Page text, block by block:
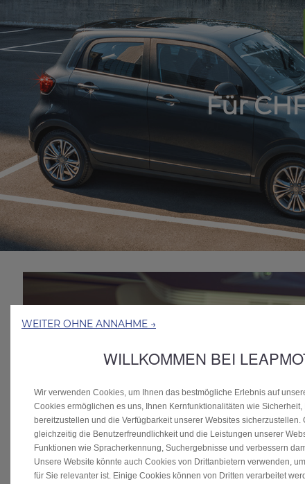
Für
WEITER OHNE ANNAHME →
WILLKOMMEN BEI
Wir verwenden Cookies, um Ihnen das bestmögliche Erlebnis auf
Cookies ermöglichen es uns, Ihnen Kernfunktionalitäten wie
bereitzustellen und die Verfügbarkeit unserer Websites sicherzustellen.
gleichzeitig die Benutzerfreundlichkeit und die Leistungen unserer
Funktionen wie Spracherkennung, Suchergebnisse und verbessern
Unsere Website könnte auch Cookies von Drittanbietern verwenden,
für Sie relevanter ist. Einige Cookies können von Dritten verarbeitet